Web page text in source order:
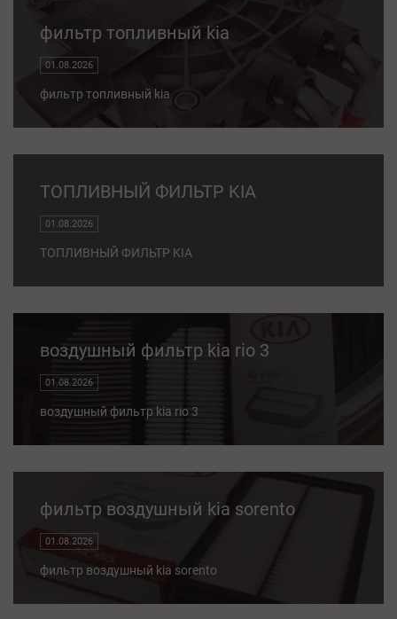
фильтр топливный kia
01.08.2026
фильтр топливный kia
ТОПЛИВНЫЙ ФИЛЬТР KIA
01.08.2026
ТОПЛИВНЫЙ ФИЛЬТР KIA
воздушный фильтр kia rio 3
01.08.2026
воздушный фильтр kia rio 3
фильтр воздушный kia sorento
01.08.2026
фильтр воздушный kia sorento